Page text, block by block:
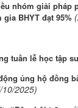
nhóm giải pháp
gia BHYT đạt 95%
tuần lễ học tập
ủng hộ đồng
10/2025)